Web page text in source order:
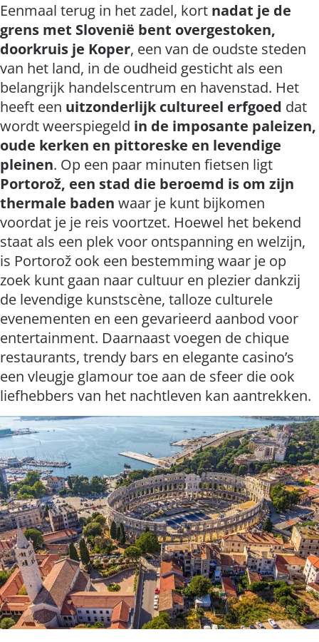
Eenmaal terug in het zadel, kort nadat je de
grens met Slovenië bent overgestoken,
doorkruis je Koper, een van de oudste steden
van het land, in de oudheid gesticht als een
belangrijk handelscentrum en havenstad. Het
heeft een uitzonderlijk cultureel erfgoed dat
wordt weerspiegeld in de imposante paleizen,
oude kerken en pittoreske en levendige
pleinen. Op een paar minuten fietsen ligt
Portorož, een stad die beroemd is om zijn
thermale baden waar je kunt bijkomen
voordat je je reis voortzet. Hoewel het bekend
staat als een plek voor ontspanning en welzijn,
is Portorož ook een bestemming waar je op
zoek kunt gaan naar cultuur en plezier dankzij
de levendige kunstscène, talloze culturele
evenementen en een gevarieerd aanbod voor
entertainment. Daarnaast voegen de chique
restaurants, trendy bars en elegante casino’s
een vleugje glamour toe aan de sfeer die ook
liefhebbers van het nachtleven kan aantrekken.